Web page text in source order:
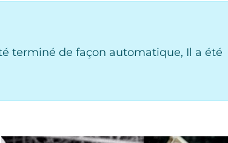
terminé de façon automatique, Il a été